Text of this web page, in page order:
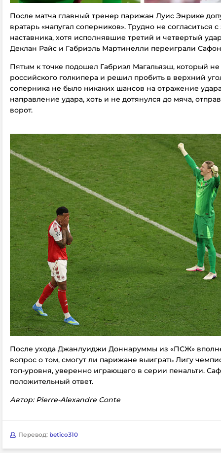
После матча главный тренер парижан Луис Энрике
вратарь «напугал соперников». Трудно не согласиться
наставника, хотя исполнявшие третий и четвертый
Деклан Райс и Габриэль Мартинелли переиграли
Пятым к точке подошел Габриэл Магальяэш, который не
российского голкипера и решил пробить в верхний
соперника не было никаких шансов на отражение
направление удара, хоть и не дотянулся до мяча,
ворот.
После ухода Джанлуиджи Доннаруммы из «ПСЖ»
вопрос о том, смогут ли парижане выиграть Лигу
топ-уровня, уверенно играющего в серии пенальти.
положительный ответ.
Автор: Pierre-Alexandre Conte
Перевод: betico310